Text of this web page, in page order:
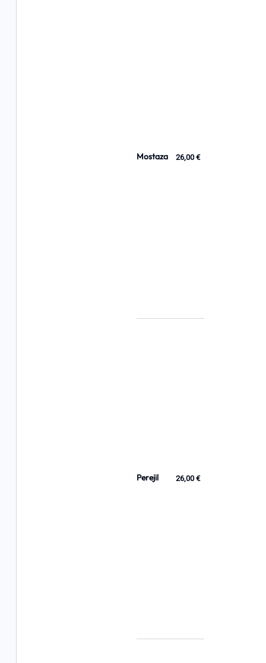
Mostaza 26,00 €
Perejil 26,00 €